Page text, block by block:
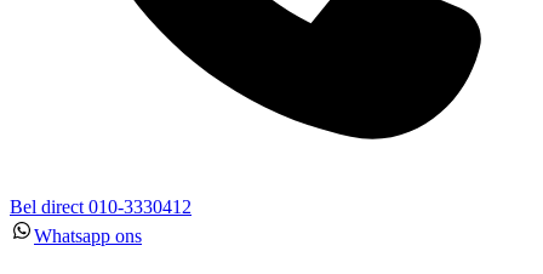
Bel direct 010-3330412
Whatsapp ons